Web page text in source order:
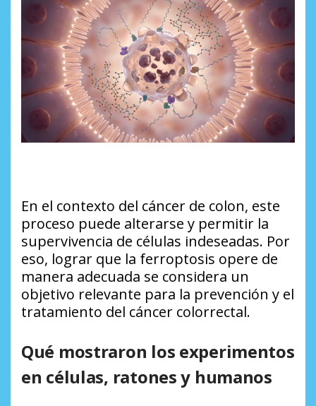
En el contexto del cáncer de colon, este
proceso puede alterarse y permitir la
supervivencia de células indeseadas. Por
eso, lograr que la ferroptosis opere de
manera adecuada se considera un
objetivo relevante para la prevención y el
tratamiento del cáncer colorrectal.
Qué mostraron los experimentos
en células, ratones y humanos